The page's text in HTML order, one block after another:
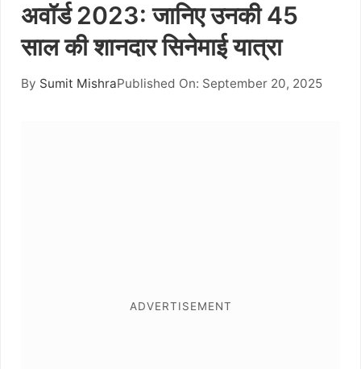
अवॉर्ड 2023: जानिए उनकी 45
साल की शानदार सिनेमाई यात्रा
By Sumit MishraPublished On: September 20, 2025